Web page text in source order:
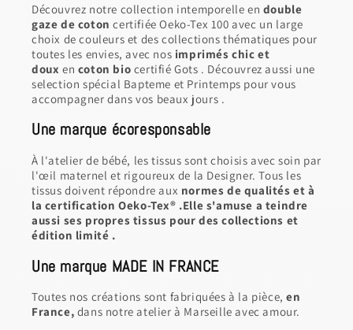
Découvrez notre collection intemporelle en double
gaze de coton certifiée Oeko-Tex 100 avec un large
choix de couleurs et des collections thématiques pour
toutes les envies, avec nos imprimés chic et
doux en coton bio certifié Gots . Découvrez aussi une
selection spécial Bapteme et Printemps pour vous
accompagner dans vos beaux jours .
Une marque écoresponsable
À l'atelier de bébé, les tissus sont choisis avec soin par
l'œil maternel et rigoureux de la Designer. Tous les
tissus doivent répondre aux normes de qualités et à
la certification Oeko-Tex® .Elle s'amuse a teindre
aussi ses propres tissus pour des collections et
édition limité .
Une marque MADE IN FRANCE
Toutes nos créations sont fabriquées à la pièce, en
France, dans notre atelier à Marseille avec amour.